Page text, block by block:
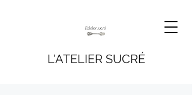
L'ATELIER SUCRÉ